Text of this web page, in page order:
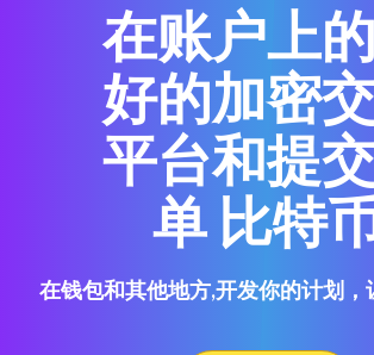
在账户上
好的加密
平台和提
单 比特
在钱包和其他地方,开发你的计划，